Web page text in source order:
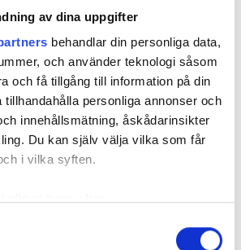
av dina uppgifter
behandlar din personliga data,
och använder teknologi såsom
och få tillgång till information på din
tillhandahålla personliga annonser och
innehållsmätning, åskådarinsikter
Du kan själv välja vilka som får
i vilka syften.
noggrannhet på upp till flera meter